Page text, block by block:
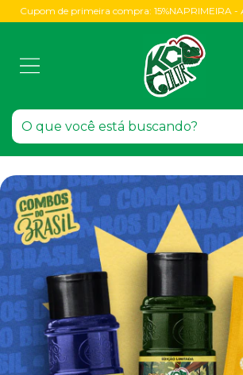
Cupom de primeira compra: 15%NAPRIMEIRA -